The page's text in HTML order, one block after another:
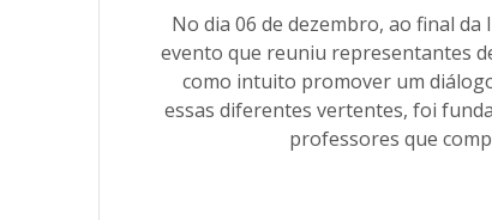
No dia 06 de dezembro, ao final da
evento que reuniu representantes
como intuito promover um
essas diferentes vertentes, foi
professores que